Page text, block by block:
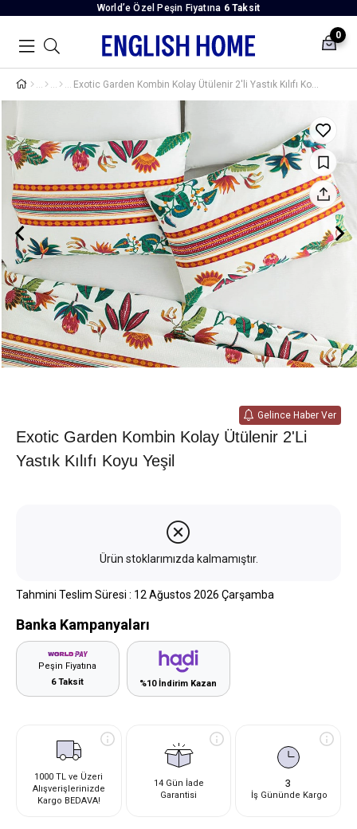
World’e Özel Peşin Fiyatına 6 Taksit
0
Exotic Garden Kombin Kolay Ütülenir 2'li Yastık Kılıfı Koyu Yeşil
Gelince Haber Ver
Exotic Garden Kombin Kolay Ütülenir 2'li
Yastık Kılıfı Koyu Yeşil
Ürün stoklarımızda kalmamıştır.
Tahmini Teslim Süresi : 12 Ağustos 2026 Çarşamba
Banka Kampanyaları
Peşin Fiyatına
6 Taksit
%10 İndirim Kazan
1000 TL ve Üzeri
Alışverişlerinizde
Kargo BEDAVA!
14 Gün İade
Garantisi
3
İş Gününde Kargo